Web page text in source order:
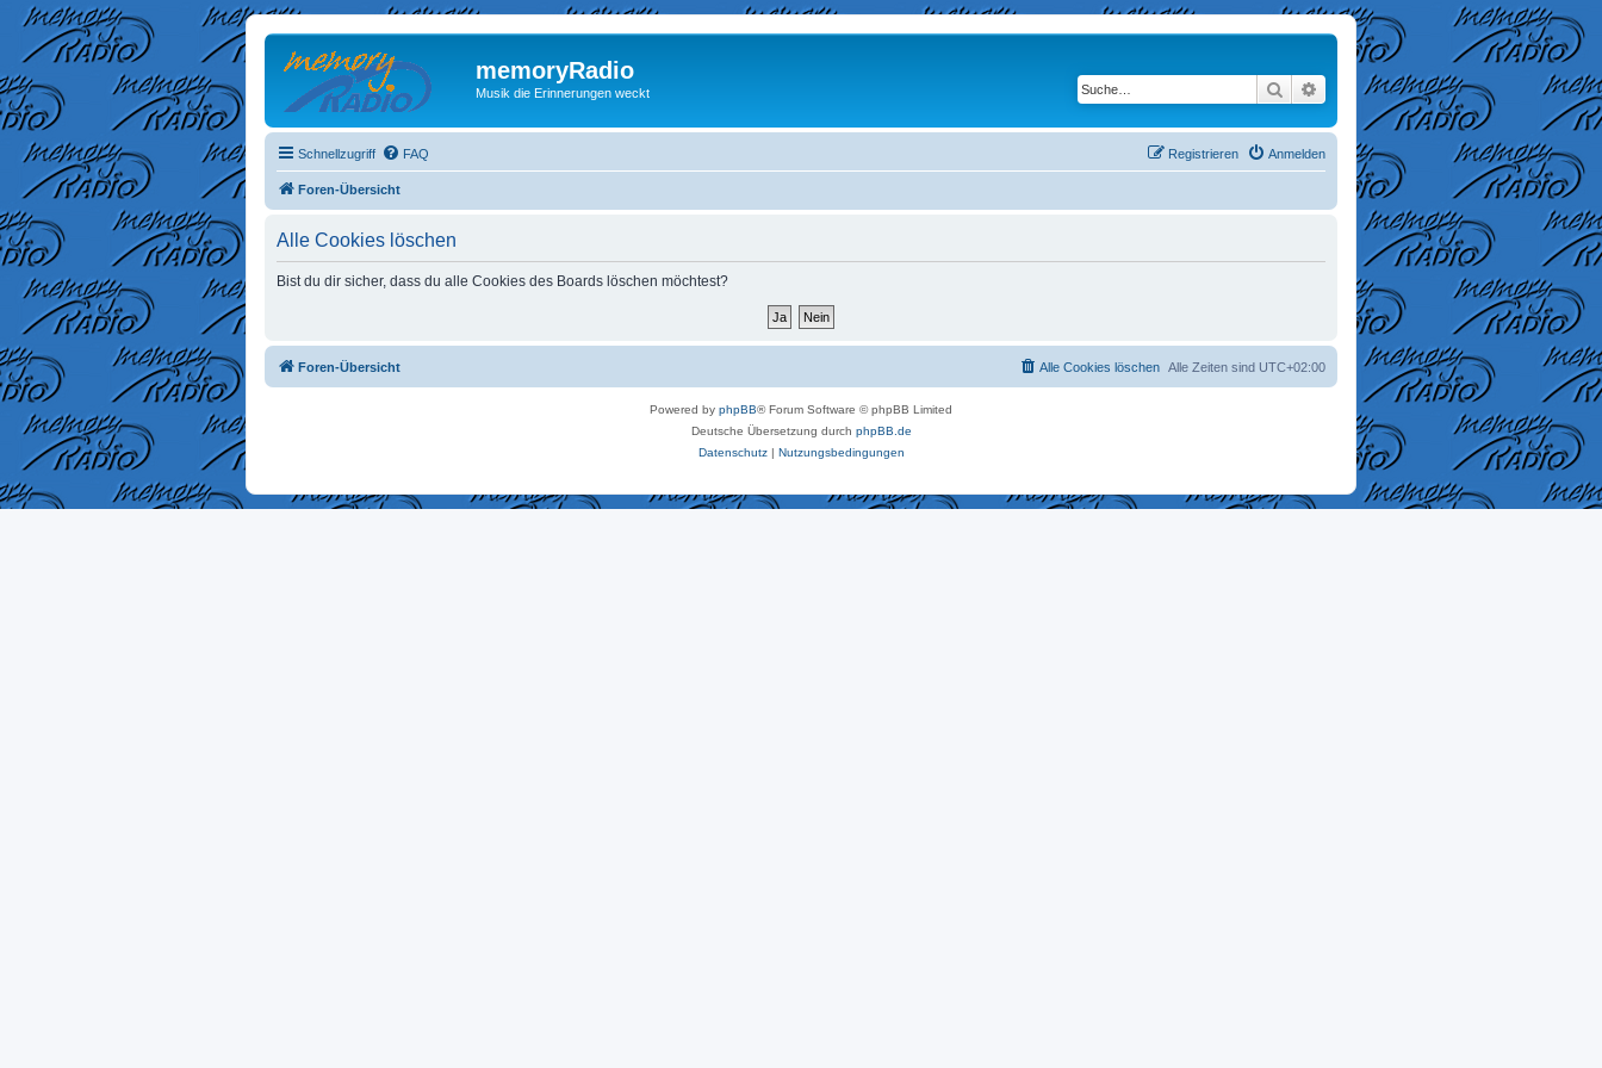
memoryRadio
Musik die Erinnerungen weckt Suche Erweiterte Suche
Schnellzugriff FAQ Anmelden
Registrieren
Foren-Übersicht
Alle Cookies löschen
Bist du dir sicher, dass du alle Cookies des Boards löschen möchtest?
Foren-Übersicht Alle Zeiten sind UTC+02:00
Alle Cookies löschen
Powered by phpBB® Forum Software © phpBB Limited
Deutsche Übersetzung durch phpBB.de
Datenschutz| Nutzungsbedingungen